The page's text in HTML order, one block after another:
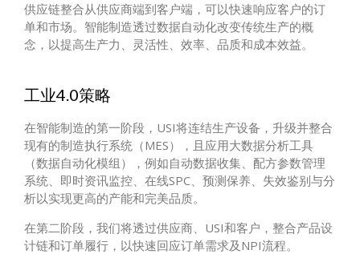
供应链整合从供应商端到客户端，可以快速响应客户的订
单和市场。智能制造透过数据自动化改变传统生产的概
念，以提高生产力、灵活性、效率、品质和成本效益。
工业4.0策略
在智能制造的第一阶段，USI将连结生产设备，升级并整合
现有的制造执行系统（MES），且应用大数据分析工具
（数据自动化模组），例如自动数据收集、配方参数管理
系统、即时资讯监控、在线SPC、预测保养、失效鉴别与分
析以实现更高的产能和完美品质。
在第二阶段，我们将透过供应商、USI和客户，整合产品设
计链和订单履行，以快速回应订单需求及NPI流程。